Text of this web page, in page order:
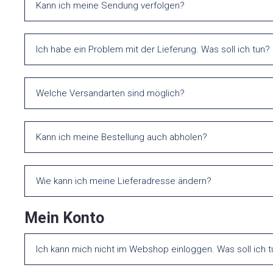
Kann ich meine Sendung verfolgen?
Ich habe ein Problem mit der Lieferung. Was soll ich tun?
Welche Versandarten sind möglich?
Kann ich meine Bestellung auch abholen?
Wie kann ich meine Lieferadresse ändern?
Mein Konto
Ich kann mich nicht im Webshop einloggen. Was soll ich